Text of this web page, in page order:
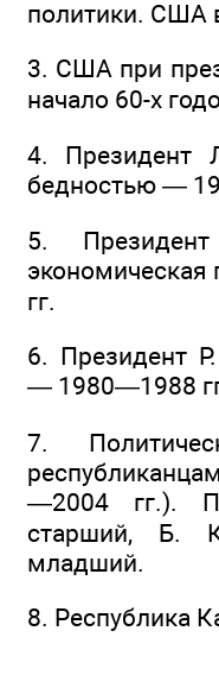
политики. США
3. США при
начало 60-х
4. Президент
бедностью —
5.
гг.
6. Президент
— 1980—1988
7.
—2004 гг.).
старший, Б.
младший.
8. Республика